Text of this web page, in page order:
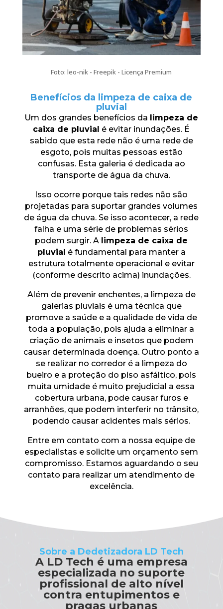
Foto: leo-nik - Freepik - Licença Premium
Benefícios da limpeza de caixa de
pluvial
Um dos grandes benefícios da limpeza de
caixa de pluvial é evitar inundações. É
sabido que esta rede não é uma rede de
esgoto, pois muitas pessoas estão
confusas. Esta galeria é dedicada ao
transporte de água da chuva.
Isso ocorre porque tais redes não são
projetadas para suportar grandes volumes
de água da chuva. Se isso acontecer, a rede
falha e uma série de problemas sérios
podem surgir. A limpeza de caixa de
pluvial é fundamental para manter a
estrutura totalmente operacional e evitar
(conforme descrito acima) inundações.
Além de prevenir enchentes, a limpeza de
galerias pluviais é uma técnica que
promove a saúde e a qualidade de vida de
toda a população, pois ajuda a eliminar a
criação de animais e insetos que podem
causar determinada doença. Outro ponto a
se realizar no corredor é a limpeza do
bueiro e a proteção do piso asfáltico, pois
muita umidade é muito prejudicial a essa
cobertura urbana, pode causar furos e
arranhões, que podem interferir no trânsito,
podendo causar acidentes mais sérios.
Entre em contato com a nossa equipe de
especialistas e solicite um orçamento sem
compromisso. Estamos aguardando o seu
contato para realizar um atendimento de
excelência.
Sobre a Dedetizadora LD Tech
A LD Tech é uma empresa
especializada no suporte
profissional de alto nível
contra entupimentos e
pragas urbanas